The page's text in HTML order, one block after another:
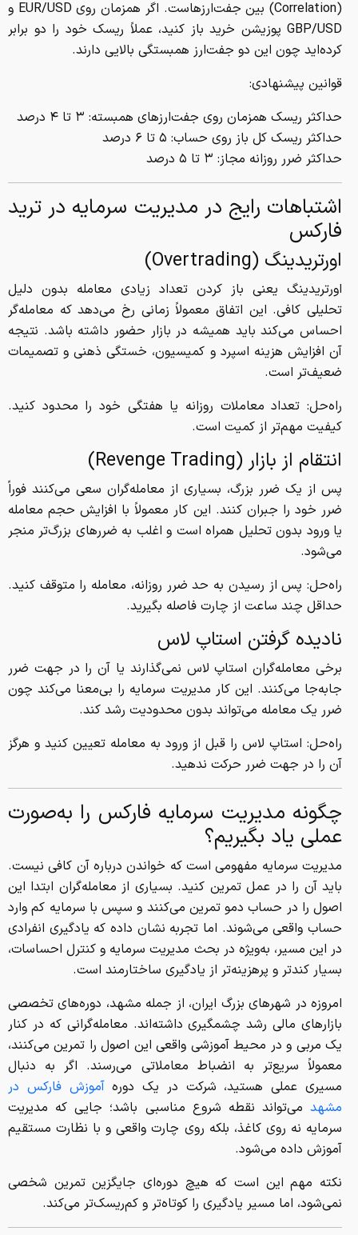
(Correlation) بین جفت‌ارزهاست. اگر همزمان روی EUR/USD و
GBP/USD پوزیشن خرید باز کنید، عملاً ریسک خود را دو برابر
کرده‌اید چون این دو جفت‌ارز همبستگی بالایی دارند.
قوانین پیشنهادی:
حداکثر ریسک همزمان روی جفت‌ارزهای همبسته: ۳ تا ۴ درصد
حداکثر ریسک کل باز روی حساب: ۵ تا ۶ درصد
حداکثر ضرر روزانه مجاز: ۳ تا ۵ درصد
اشتباهات رایج در مدیریت سرمایه در ترید
فارکس
اورتریدینگ (Overtrading)
اورتریدینگ یعنی باز کردن تعداد زیادی معامله بدون دلیل
تحلیلی کافی. این اتفاق معمولاً زمانی رخ می‌دهد که معامله‌گر
احساس می‌کند باید همیشه در بازار حضور داشته باشد. نتیجه
آن افزایش هزینه اسپرد و کمیسیون، خستگی ذهنی و تصمیمات
ضعیف‌تر است.
راه‌حل: تعداد معاملات روزانه یا هفتگی خود را محدود کنید.
کیفیت مهم‌تر از کمیت است.
انتقام از بازار (Revenge Trading)
پس از یک ضرر بزرگ، بسیاری از معامله‌گران سعی می‌کنند فوراً
ضرر خود را جبران کنند. این کار معمولاً با افزایش حجم معامله
یا ورود بدون تحلیل همراه است و اغلب به ضررهای بزرگ‌تر منجر
می‌شود.
راه‌حل: پس از رسیدن به حد ضرر روزانه، معامله را متوقف کنید.
حداقل چند ساعت از چارت فاصله بگیرید.
نادیده گرفتن استاپ لاس
برخی معامله‌گران استاپ لاس نمی‌گذارند یا آن را در جهت ضرر
جابه‌جا می‌کنند. این کار مدیریت سرمایه را بی‌معنا می‌کند چون
ضرر یک معامله می‌تواند بدون محدودیت رشد کند.
راه‌حل: استاپ لاس را قبل از ورود به معامله تعیین کنید و هرگز
آن را در جهت ضرر حرکت ندهید.
چگونه مدیریت سرمایه فارکس را به‌صورت
عملی یاد بگیریم؟
مدیریت سرمایه مفهومی است که خواندن درباره آن کافی نیست.
باید آن را در عمل تمرین کنید. بسیاری از معامله‌گران ابتدا این
اصول را در حساب دمو تمرین می‌کنند و سپس با سرمایه کم وارد
حساب واقعی می‌شوند. اما تجربه نشان داده که یادگیری انفرادی
در این مسیر، به‌ویژه در بحث مدیریت سرمایه و کنترل احساسات،
بسیار کندتر و پرهزینه‌تر از یادگیری ساختارمند است.
امروزه در شهرهای بزرگ ایران، از جمله مشهد، دوره‌های تخصصی
بازارهای مالی رشد چشمگیری داشته‌اند. معامله‌گرانی که در کنار
یک مربی و در محیط آموزشی واقعی این اصول را تمرین می‌کنند،
معمولاً سریع‌تر به انضباط معاملاتی می‌رسند. اگر به دنبال
مسیری عملی هستید، شرکت در یک دورهآموزش فارکس در
مشهد می‌تواند نقطه شروع مناسبی باشد؛ جایی که مدیریت
سرمایه نه روی کاغذ، بلکه روی چارت واقعی و با نظارت مستقیم
آموزش داده می‌شود.
نکته مهم این است که هیچ دوره‌ای جایگزین تمرین شخصی
نمی‌شود، اما مسیر یادگیری را کوتاه‌تر و کم‌ریسک‌تر می‌کند.